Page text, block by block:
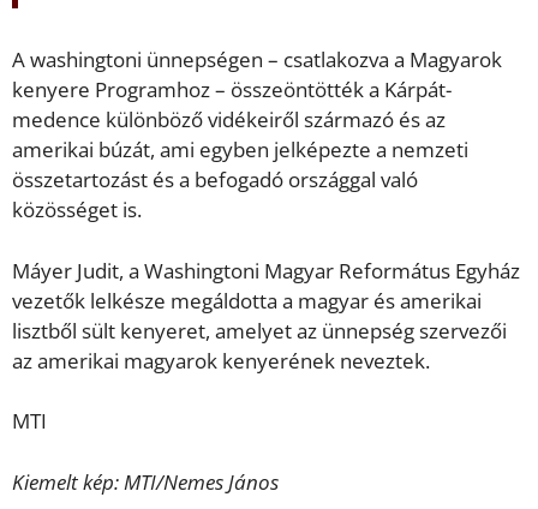
A washingtoni ünnepségen – csatlakozva a Magyarok
kenyere Programhoz – összeöntötték a Kárpát-
medence különböző vidékeiről származó és az
amerikai búzát, ami egyben jelképezte a nemzeti
összetartozást és a befogadó országgal való
közösséget is.
Máyer Judit, a Washingtoni Magyar Református Egyház
vezetők lelkésze megáldotta a magyar és amerikai
lisztből sült kenyeret, amelyet az ünnepség szervezői
az amerikai magyarok kenyerének neveztek.
MTI
Kiemelt kép: MTI/Nemes János